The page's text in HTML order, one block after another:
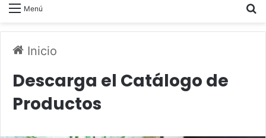
Menú
Inicio
Descarga el Catálogo de
Productos